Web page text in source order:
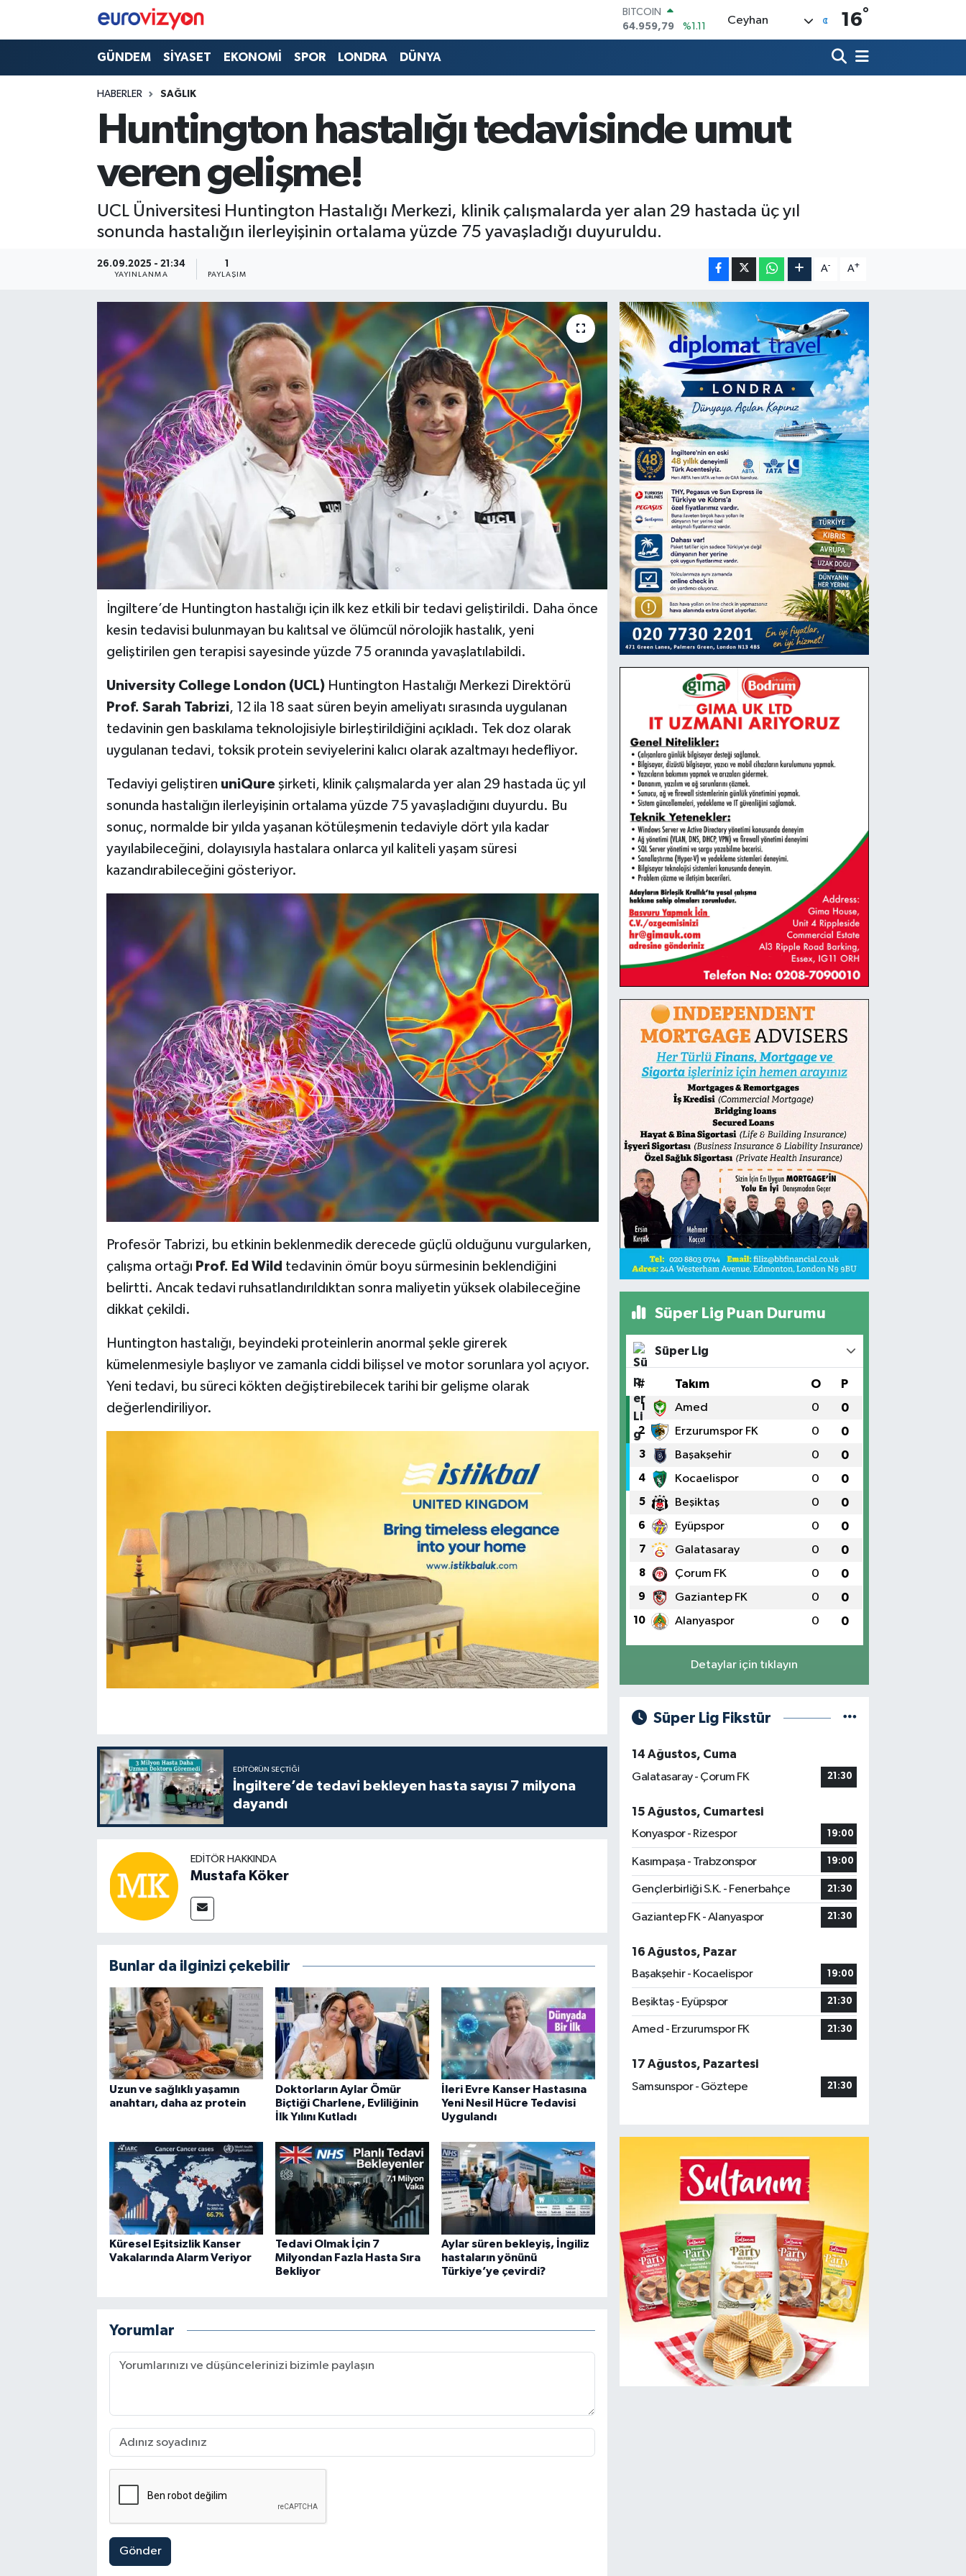
DOLAR
47,7436
%0.18
EURO
6660.55
BİST100
13.779
%-14
Ceyhan 16°
GÜNDEM SİYASET EKONOMİ SPOR LONDRA DÜNYA
HABERLER SAĞLIK
Huntington hastalığı tedavisinde umut
veren gelişme!
UCL Üniversitesi Huntington Hastalığı Merkezi, klinik çalışmalarda yer alan 29 hastada üç yıl
sonunda hastalığın ilerleyişinin ortalama yüzde 75 yavaşladığı duyuruldu.
26.09.2025 - 21:34
YAYINLANMA
1
PAYLAŞIM
A- A+
İngiltere’de Huntington hastalığı için ilk kez etkili bir tedavi geliştirildi. Daha önce
kesin tedavisi bulunmayan bu kalıtsal ve ölümcül nörolojik hastalık, yeni
geliştirilen gen terapisi sayesinde yüzde 75 oranında yavaşlatılabildi.
University College London (UCL) Huntington Hastalığı Merkezi Direktörü
Prof. Sarah Tabrizi, 12 ila 18 saat süren beyin ameliyatı sırasında uygulanan
tedavinin gen baskılama teknolojisiyle birleştirildiğini açıkladı. Tek doz olarak
uygulanan tedavi, toksik protein seviyelerini kalıcı olarak azaltmayı hedefliyor.
Tedaviyi geliştiren uniQure şirketi, klinik çalışmalarda yer alan 29 hastada üç yıl
sonunda hastalığın ilerleyişinin ortalama yüzde 75 yavaşladığını duyurdu. Bu
sonuç, normalde bir yılda yaşanan kötüleşmenin tedaviyle dört yıla kadar
yayılabileceğini, dolayısıyla hastalara onlarca yıl kaliteli yaşam süresi
kazandırabileceğini gösteriyor.
Profesör Tabrizi, bu etkinin beklenmedik derecede güçlü olduğunu vurgularken,
çalışma ortağı Prof. Ed Wild tedavinin ömür boyu sürmesinin beklendiğini
belirtti. Ancak tedavi ruhsatlandırıldıktan sonra maliyetin yüksek olabileceğine
dikkat çekildi.
Huntington hastalığı, beyindeki proteinlerin anormal şekle girerek
kümelenmesiyle başlıyor ve zamanla ciddi bilişsel ve motor sorunlara yol açıyor.
Yeni tedavi, bu süreci kökten değiştirebilecek tarihi bir gelişme olarak
değerlendiriliyor.
EDITÖRÜN SEÇTIĞI
İngiltere’de tedavi bekleyen hasta sayısı 7 milyona
dayandı
EDITÖR HAKKINDA
Mustafa Köker
Bunlar da ilginizi çekebilir
Uzun ve sağlıklı yaşamın
anahtarı, daha az protein
Doktorların Aylar Ömür
Biçtiği Charlene, Evliliğinin
İlk Yılını Kutladı
İleri Evre Kanser Hastasına
Yeni Nesil Hücre Tedavisi
Uygulandı
Küresel Eşitsizlik Kanser
Vakalarında Alarm Veriyor
Tedavi Olmak İçin 7
Milyondan Fazla Hasta Sıra
Bekliyor
Aylar süren bekleyiş, İngiliz
hastaların yönünü
Türkiye’ye çevirdi?
Yorumlar
Gönder
Süper Lig Puan Durumu
Süper Lig
# Takım O P
1 Amed 0 0
2 Erzurumspor FK 0 0
3 Başakşehir 0 0
4 Kocaelispor 0 0
5 Beşiktaş 0 0
6 Eyüpspor 0 0
7 Galatasaray 0 0
8 Çorum FK 0 0
9 Gaziantep FK 0 0
10 Alanyaspor 0 0
Detaylar için tıklayın
Süper Lig Fikstür
14 Ağustos, Cuma
Galatasaray - Çorum FK
21:30
15 Ağustos, Cumartesi
Konyaspor - Rizespor
19:00
Kasımpaşa - Trabzonspor 19:00
Gençlerbirliği S.K. - Fenerbahçe 21:30
Gaziantep FK - Alanyaspor 21:30
16 Ağustos, Pazar
Başakşehir - Kocaelispor
19:00
Beşiktaş - Eyüpspor 21:30
Amed - Erzurumspor FK 21:30
17 Ağustos, Pazartesi
Samsunspor - Göztepe
21:30